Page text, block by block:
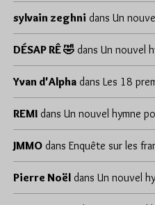
sylvain zeghni dans Un
DÉSAP RÊ 🤣 dans Un nouvel
Yvan d'Alpha dans Les 18
REMI dans Un nouvel hymne
JMMO dans Enquête sur les
Pierre Noël dans Un nouvel